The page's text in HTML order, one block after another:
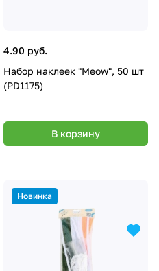
4.90 руб.
Набор наклеек "Meow", 50 шт
(PD1175)
В корзину
Новинка